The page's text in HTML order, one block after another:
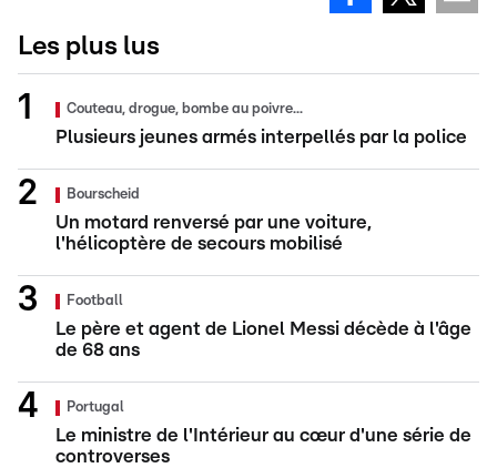
Les plus lus
Couteau, drogue, bombe au poivre...
Plusieurs jeunes armés interpellés par la police
Bourscheid
Un motard renversé par une voiture,
l'hélicoptère de secours mobilisé
Football
Le père et agent de Lionel Messi décède à l'âge
de 68 ans
Portugal
Le ministre de l'Intérieur au cœur d'une série de
controverses